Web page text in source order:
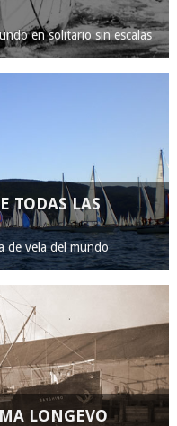
en solitario sin escalas
TODAS LAS
de vela del mundo
LONGEVO